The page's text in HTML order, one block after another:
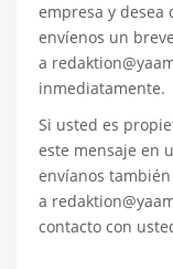
empresa y desea
envíenos un
a
inmediatamente.
Si usted es
este mensaje en
envíanos
a
contacto con